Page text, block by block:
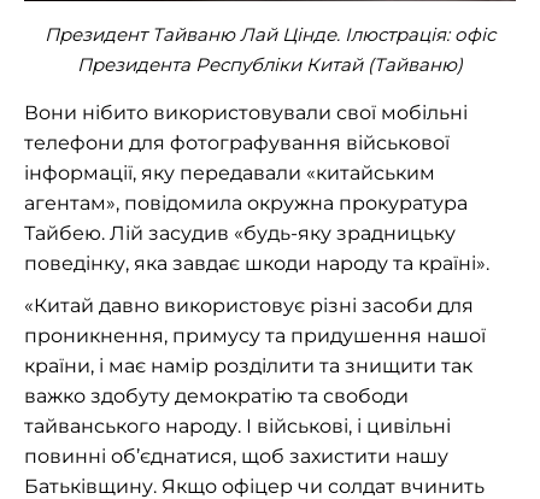
Президент Тайваню Лай Цінде. Ілюстрація: офіс
Президента Республіки Китай (Тайваню)
Вони нібито використовували свої мобільні
телефони для фотографування військової
інформації, яку передавали «китайським
агентам», повідомила окружна прокуратура
Тайбею. Лій засудив «будь-яку зрадницьку
поведінку, яка завдає шкоди народу та країні».
«Китай давно використовує різні засоби для
проникнення, примусу та придушення нашої
країни, і має намір розділити та знищити так
важко здобуту демократію та свободи
тайванського народу. І військові, і цивільні
повинні об’єднатися, щоб захистити нашу
Батьківщину. Якщо офіцер чи солдат вчинить